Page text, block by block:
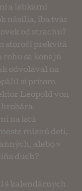
a lebkami
násilia, iba tvár
od strachu?
storočí prekvitá
rohu sa konajú
odvolával na
si pritom
Leopold von
na istú
miznú deti.
alebo v
duch?
kalendárnych